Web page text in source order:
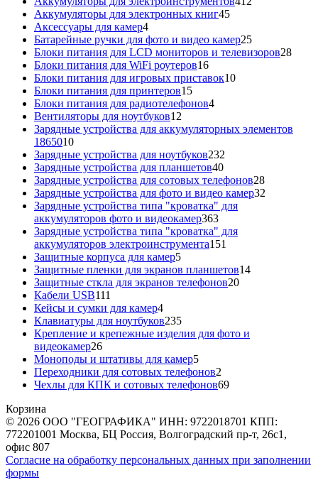
Аккумуляторы для электронных книг4545
Аксессуары для камер44
товара
Батарейные ручки для фото и видео камер2525
товаров
Блоки питания для LCD мониторов и телевизоров2828
Блоки питания для WiFi роутеров1616
товаров
Блоки питания для игровых приставок1010
Блоки питания для принтеров1515
товаров
Блоки питания для радиотелефонов44
Вентиляторы для ноутбуков12
товаров
Зарядные устройства для аккумуляторных элементов
186501010
товаров
Зарядные устройства для ноутбуков232
Зарядные устройства для планшетов4040
товаров
Зарядные устройства для сотовых телефонов2828
товаров
Зарядные устройства для фото и видео камер32
Зарядные устройства типа "кроватка" для
аккумуляторов фото и видеокамер363363
товара
Зарядные устройства типа "кроватка" для
аккумуляторов электроинструмента151
Защитные корпуса для камер55
товаров
Защитные пленки для экранов планшетов1414
Защитные сткла для экранов телефонов2020
Кабели USB111
товаров
Кейсы и сумки для камер44
товара
Клавиатуры для ноутбуков235235
товаров
Крепление и крепежные изделия для фото и
видеокамер2626
товаров
Моноподы и штативы для камер55
товаров
Переходники для сотовых телефонов2
товара
Чехлы для КПК и сотовых телефонов6969
Корзина
© 2026 ООО "ГЕОГРАФИКА" ИНН: 9722018701 КПП:
772201001 Москва, БЦ Россия, Волгоградский пр-т, 26с1,
офис 807
Согласие на обработку персональных данных при заполнении
формы